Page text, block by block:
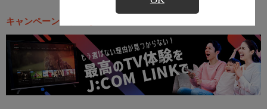
キャンペーン・お得な情報